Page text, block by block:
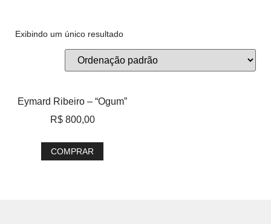
Exibindo um único resultado
Eymard Ribeiro – “Ogum”
R$800,00
COMPRAR